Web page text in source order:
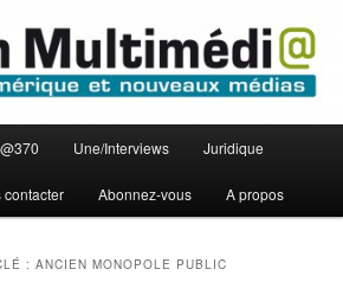
Une/Interviews Juridique
contacter Abonnez-vous A propos
:ANCIEN MONOPOLE PUBLIC